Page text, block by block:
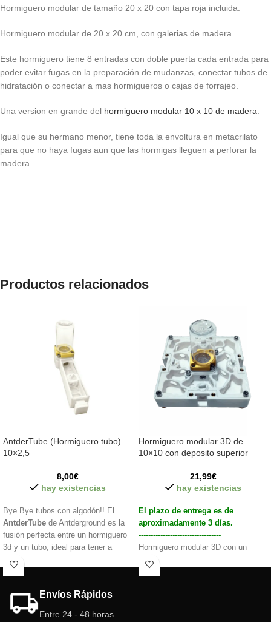
Hormiguero modular de tamaño 20 x 20 con tapa roja incluida.
Hormiguero modular de 20 x 20 cm, con galerias de madera.
Este hormiguero tiene 8 entradas con doble puerta cada entrada para
poder evitar fugas en la preparación de mudanzas, conectar tubos de
hidratación o conectar a mas hormigueros o cajas de forrajeo.
Una version en grande del hormiguero modular 10 x 10 de madera
Igual que su hermano menor, tiene toda la envoltura en metacrilato
para que no haya fugas aun que las hormigas lleguen a perforar la
madera.
Productos relacionados
AntderTube (Hormiguero tubo)
10×2,5
8,00€
hay existencias
Bye Bye tubos con algodón!! El
AntderTube de Antderground es la
fusión perfecta entre un hormiguero
3d y un tubo, ideal para tener a
nuestras hormigas bien cuidadas.
tubo:
Tamaño: 10 cm x 2,5 cm
Hormiguero modular 3D de
10×10 con deposito superior
21,99€
hay existencias
El plazo de entrega es de
aproximadamente 3 días.
----------------------------------
Hormiguero modular 3D con un
deposito en la parte superior, permite
Envíos Rápidos
Entre 24 - 48 horas.